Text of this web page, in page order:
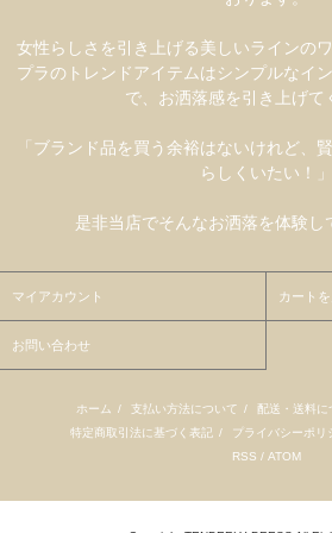
女性らしさを引き上げる美しいラインの
プラのトレンドアイテムはシンプルなイ
で、お洒落感を引き上げて
「ブランド品を買う余裕はないけれど、
らしくいたい！」
是非当店でそんなお洒落を体験し
マイアカウント カート
お問い合わせ
ホーム / 支払い方法について / 配送・送料に
特定商取引法に基づく表記 / プライバシーポリ
RSS / ATOM